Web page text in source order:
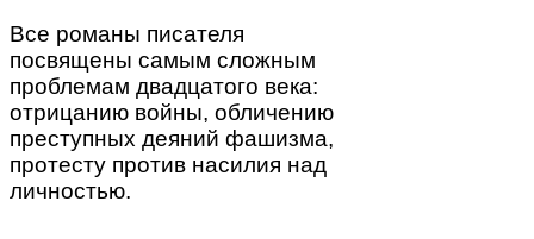
Все романы писателя
посвящены самым сложным
проблемам двадцатого века:
отрицанию войны, обличению
преступных деяний фашизма,
протесту против насилия над
личностью.